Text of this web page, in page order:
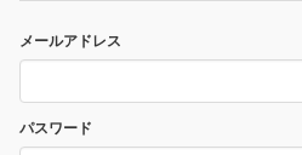
メールアドレス
パスワード